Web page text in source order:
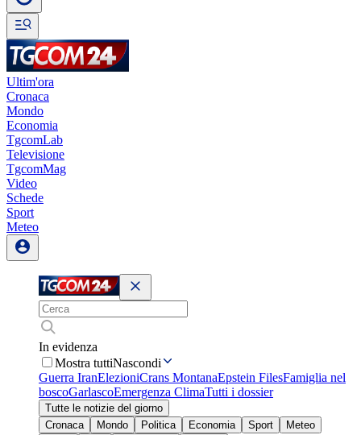
Ultim'ora
Cronaca
Mondo
Economia
TgcomLab
Televisione
TgcomMag
Video
Schede
Sport
Meteo
In evidenza
Mostra tuttiNascondi
Guerra IranElezioniCrans MontanaEpstein FilesFamiglia nel
boscoGarlascoEmergenza ClimaTutti i dossier
Tutte le notizie del giorno
Cronaca
Mondo Politica Economia Sport
Meteo